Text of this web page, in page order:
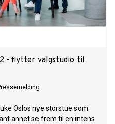
liv til klassikere som "Winter
"Frosty The Snowman". Jeg
dette albumet. Det ble
– det var som
2 - flytter valgstudio til
Oslos nye storstue som
annet se frem til en intens